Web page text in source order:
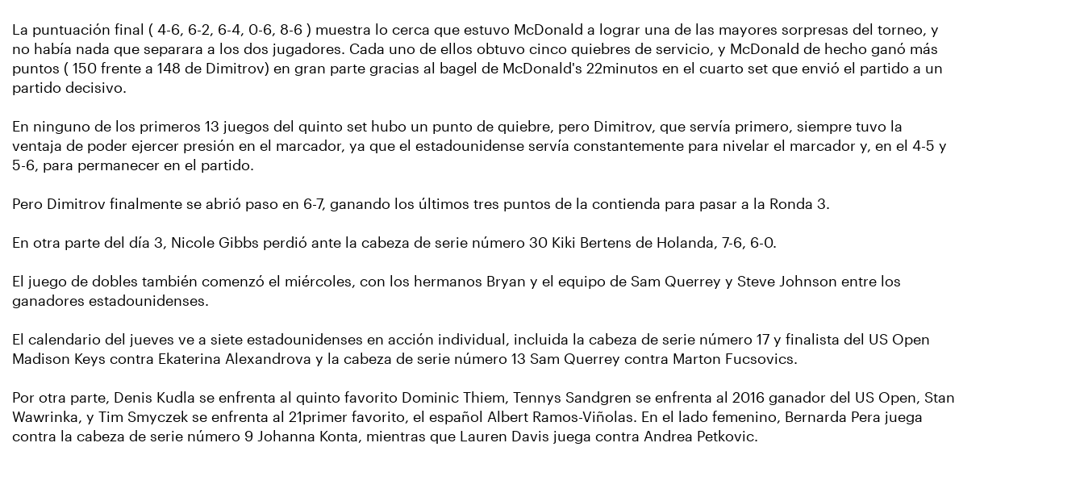
La puntuación final ( 4-6, 6-2, 6-4, 0-6, 8-6 ) muestra lo cerca que estuvo McDonald a lograr una de las mayores sorpresas del torneo, y
no había nada que separara a los dos jugadores. Cada uno de ellos obtuvo cinco quiebres de servicio, y McDonald de hecho ganó más
puntos ( 150 frente a 148 de Dimitrov) en gran parte gracias al bagel de McDonald's 22minutos en el cuarto set que envió el partido a un
partido decisivo.
En ninguno de los primeros 13 juegos del quinto set hubo un punto de quiebre, pero Dimitrov, que servía primero, siempre tuvo la
ventaja de poder ejercer presión en el marcador, ya que el estadounidense servía constantemente para nivelar el marcador y, en el 4-5 y
5-6, para permanecer en el partido.
Pero Dimitrov finalmente se abrió paso en 6-7, ganando los últimos tres puntos de la contienda para pasar a la Ronda 3.
En otra parte del día 3, Nicole Gibbs perdió ante la cabeza de serie número 30 Kiki Bertens de Holanda, 7-6, 6-0.
El juego de dobles también comenzó el miércoles, con los hermanos Bryan y el equipo de Sam Querrey y Steve Johnson entre los
ganadores estadounidenses.
El calendario del jueves ve a siete estadounidenses en acción individual, incluida la cabeza de serie número 17 y finalista del US Open
Madison Keys contra Ekaterina Alexandrova y la cabeza de serie número 13 Sam Querrey contra Marton Fucsovics.
Por otra parte, Denis Kudla se enfrenta al quinto favorito Dominic Thiem, Tennys Sandgren se enfrenta al 2016 ganador del US Open, Stan
Wawrinka, y Tim Smyczek se enfrenta al 21primer favorito, el español Albert Ramos-Viñolas. En el lado femenino, Bernarda Pera juega
contra la cabeza de serie número 9 Johanna Konta, mientras que Lauren Davis juega contra Andrea Petkovic.